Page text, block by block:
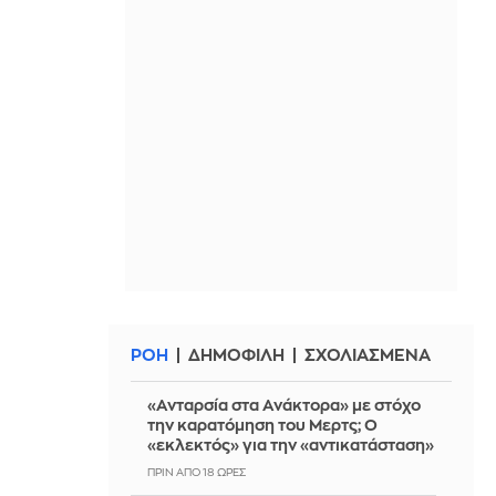
ΡΟΗ ΔΗΜΟΦΙΛΗ ΣΧΟΛΙΑΣΜΕΝΑ
«Ανταρσία στα Ανάκτορα» με στόχο
την καρατόμηση του Μερτς; Ο
«εκλεκτός» για την «αντικατάσταση»
ΠΡΙΝ ΑΠΌ 18 ΏΡΕΣ